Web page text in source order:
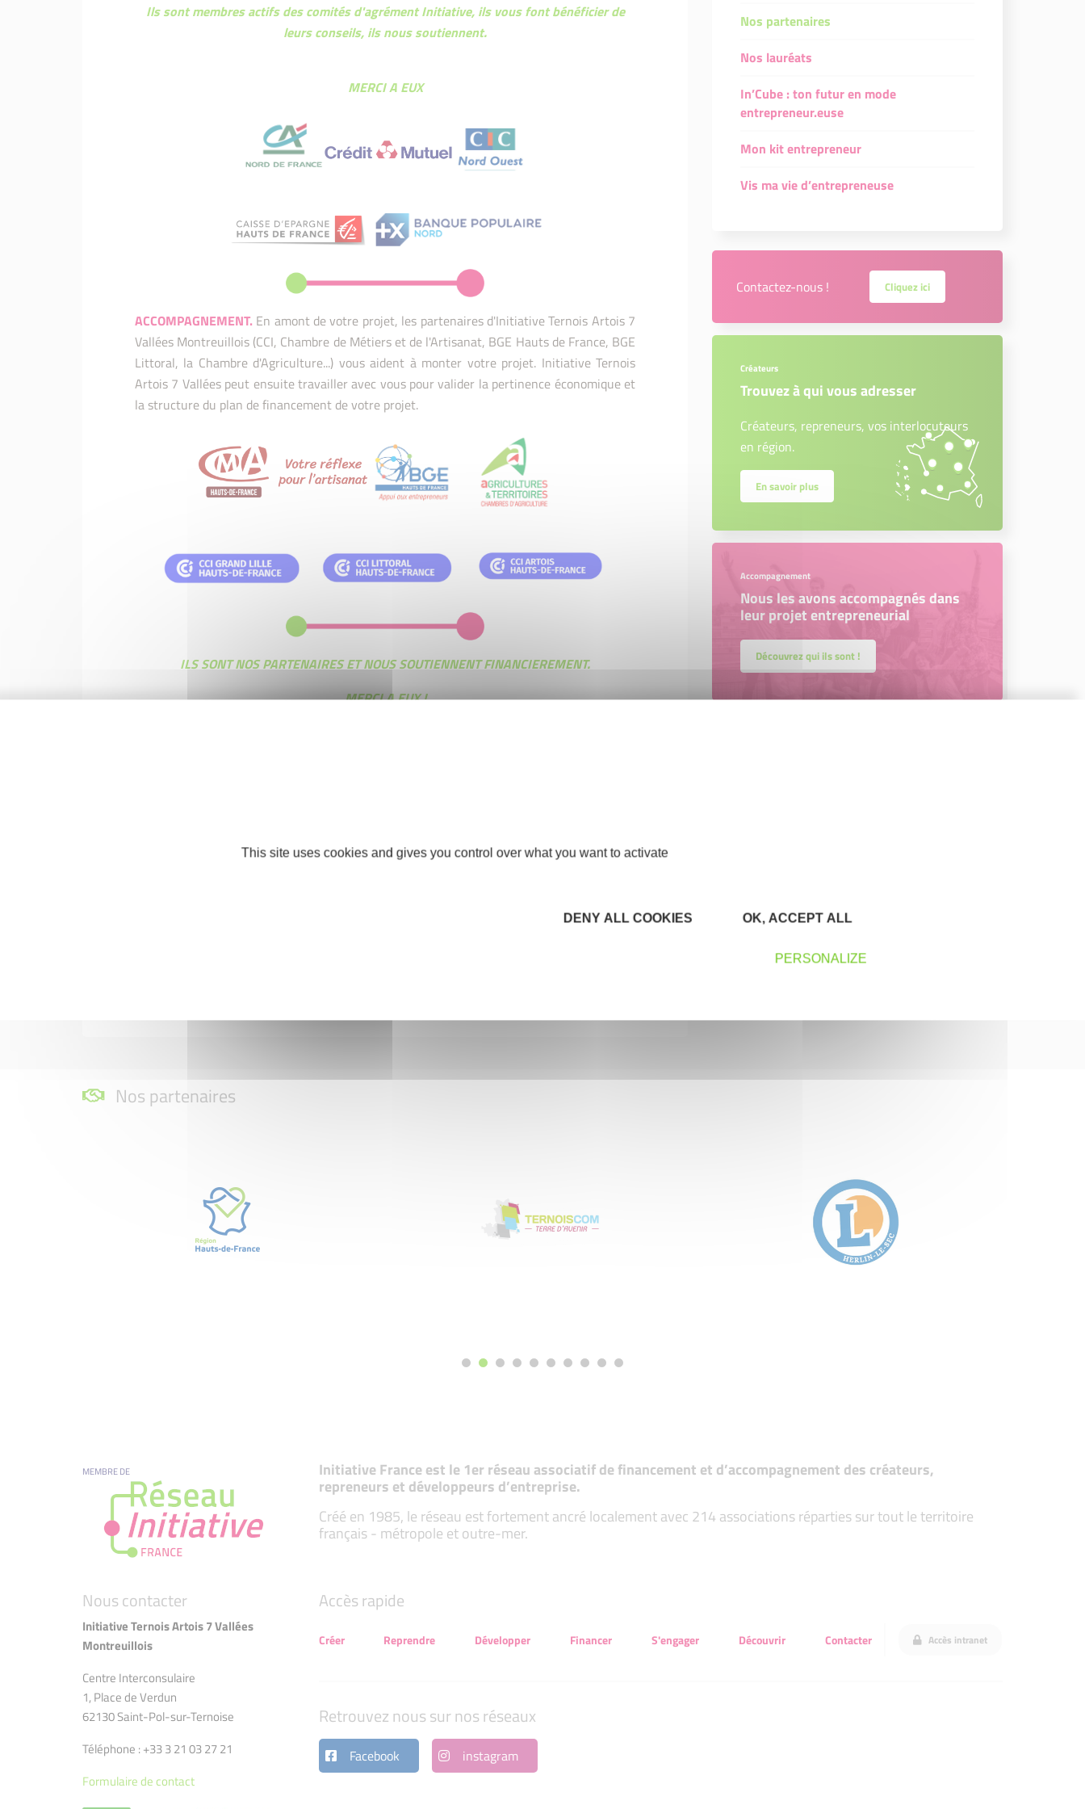
Ils sont membres actifs des comités d'agrément Initiative, ils vous font bénéficier de
leurs conseils, ils nous soutiennent.
MERCI A EUX
ACCOMPAGNEMENT. En amont de votre projet, les partenaires d'Initiative Ternois Artois 7
Vallées Montreuillois (CCI, Chambre de Métiers et de l'Artisanat, BGE Hauts de France, BGE
Littoral, la Chambre d'Agriculture...) vous aident à monter votre projet. Initiative Ternois
Artois 7 Vallées peut ensuite travailler avec vous pour valider la pertinence économique et
la structure du plan de financement de votre projet.
ILS SONT NOS PARTENAIRES ET NOUS SOUTIENNENT FINANCIEREMENT.
MERCI A EUX !
Nos partenaires
Nos lauréats
In’Cube : ton futur en mode
entrepreneur.euse
Mon kit entrepreneur
Vis ma vie d’entrepreneuse
Contactez-nous ! Cliquez ici
Créateurs
Trouvez à qui vous adresser
Créateurs, repreneurs, vos interlocuteurs
en région.
En savoir plus
Accompagnement
Nous les avons accompagnés dans
leur projet entrepreneurial
Découvrez qui ils sont !
Nos partenaires
MEMBRE DE Initiative France est le 1er réseau associatif de financement et d’accompagnement des créateurs,
repreneurs et développeurs d’entreprise.
Créé en 1985, le réseau est fortement ancré localement avec 214 associations réparties sur tout le territoire
français - métropole et outre-mer.
Nous contacter
Initiative Ternois Artois 7 Vallées
Montreuillois
Centre Interconsulaire
1, Place de Verdun
62130 Saint-Pol-sur-Ternoise
Téléphone : +33 3 21 03 27 21
Formulaire de contact
Accès rapide
Créer Reprendre Développer Financer S'engager Découvrir Contacter Accès intranet
Retrouvez nous sur nos réseaux
Facebook instagram
This site uses cookies and gives you control over what you want to activate
OK, ACCEPT ALL
DENY ALL COOKIES
PERSONALIZE